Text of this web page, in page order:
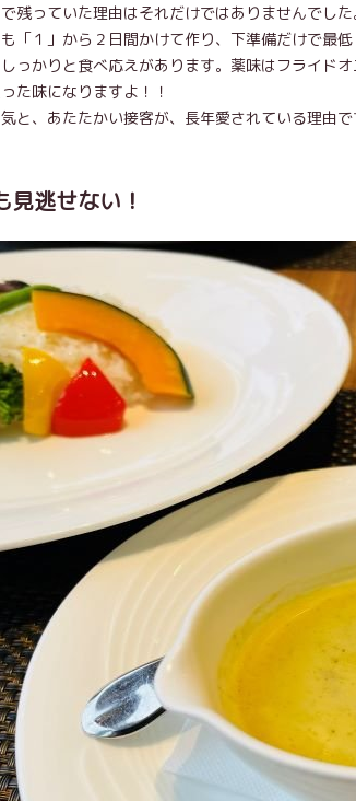
残っていた理由はそれだけではありませんでし
「１」から２日間かけて作り、下準備だけで最
っかりと食べ応えがあります。薬味はフライド
た味になりますよ！！
と、あたたかい接客が、長年愛されている理由で
見逃せない！